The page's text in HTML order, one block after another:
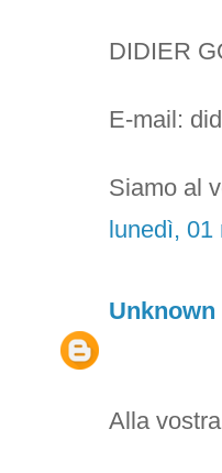
DIDIER
E-mail:
Siamo al
lunedì, 01
Unknown
Alla